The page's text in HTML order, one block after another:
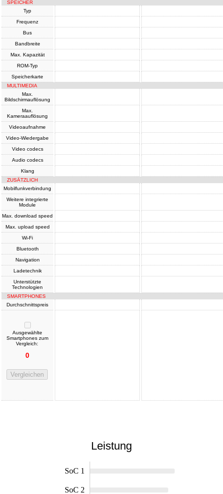
SPEICHER
Typ
Frequenz
Bus
Bandbreite
Max. Kapazität
ROM-Typ
Speicherkarte
MULTIMEDIA
Max.
Bildschirmauflösung
Max.
Kameraauflösung
Videoaufnahme
Video-Wiedergabe
Video codecs
Audio codecs
Klang
ZUSÄTZLICH
Mobilfunkverbindung
Weitere integrierte
Module
Max. download speed
Max. upload speed
Wi-Fi
Bluetooth
Navigation
Ladetechnik
Unterstützte
Technologien
SMARTPHONES
Durchschnittspreis
Ausgewählte
Smartphones zum
Vergleich:
0
Vergleichen
Leistung
SoC 1
SoC 2